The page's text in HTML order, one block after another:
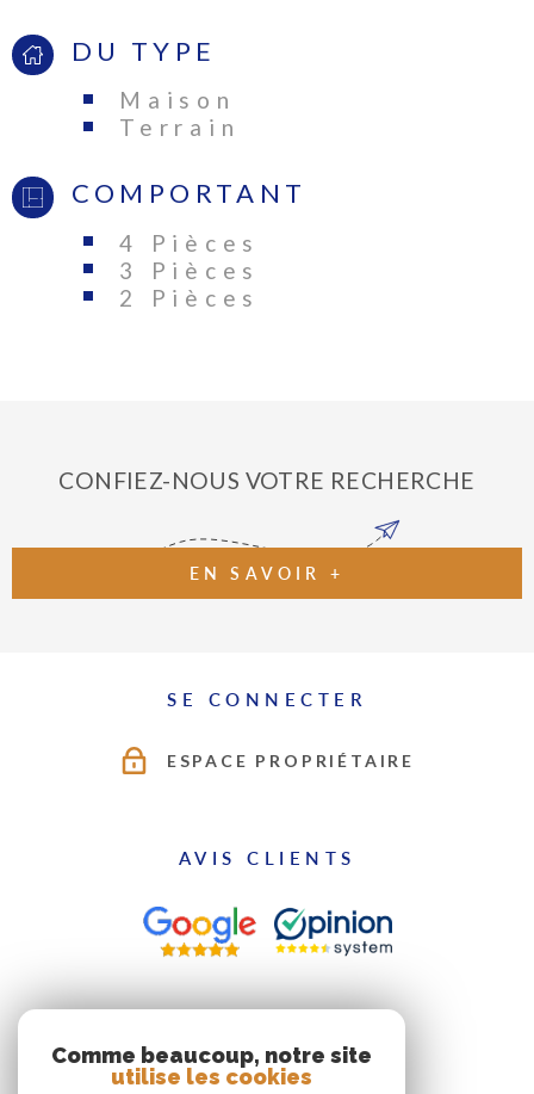
DU TYPE
Maison
Terrain
COMPORTANT
4 Pièces
3 Pièces
2 Pièces
CONFIEZ-NOUS VOTRE RECHERCHE
EN SAVOIR +
SE CONNECTER
ESPACE PROPRIÉTAIRE
AVIS CLIENTS
ADHÉRENTS
Comme beaucoup, notre site
utilise les cookies